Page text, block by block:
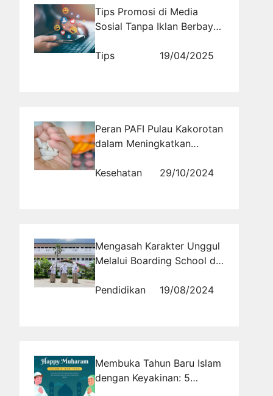
Tips Promosi di Media
Sosial Tanpa Iklan Berbayar,
Tips
19/04/2025
Peran PAFI Pulau Kakorotan
dalam Meningkatkan
tentang Bahaya
Kesehatan 29/10/2024
Mengasah Karakter Unggul
Melalui Boarding School di
Terhadap Sekolah Asrama
Pendidikan 19/08/2024
Membuka Tahun Baru Islam
dengan Keyakinan: 5